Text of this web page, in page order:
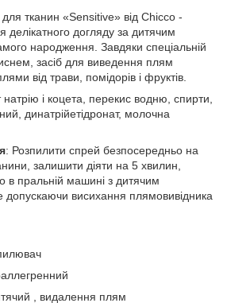
тканин «Sensitive» від Chicco -
догляду за дитячим
народження. Завдяки спеціальній
засіб для виведення плям
від трави, помідорів і фруктів.
і коцета, перекис водню, спирти,
динатрійетідронат, молочна
: Розпилити спрей безпосередньо на
залишити діяти на 5 хвилин,
в пральній машині з дитячим
висихання плямовивідника
, видалення плям